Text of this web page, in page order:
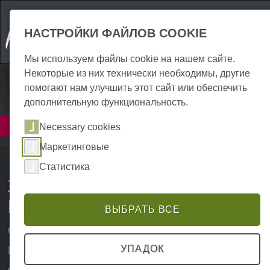
Услуги
Здоровье | Профилактика
Здоровье и профилактика в
Гарце
Физиотерапия, нетрадиционные
методы лечения, терапия и
НАСТРОЙКИ ФАЙЛОВ COOKIE
Мы используем файлы cookie на нашем сайте.
Некоторые из них технически необходимы, другие
помогают нам улучшить этот сайт или обеспечить
дополнительную функциональность.
Necessary cookies
Маркетинговые
Статистика
ВЫБРАТЬ ВСЕ
УПАДОК